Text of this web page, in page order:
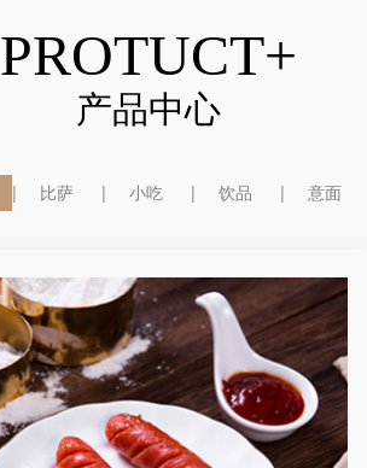
PROTUCT+
产品中心
比萨 小吃 饮品 意面